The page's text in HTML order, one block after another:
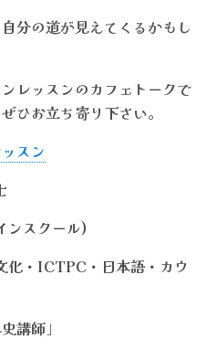
分の道が見えてくるかもし
レッスンのカフェトークで
ひお立ち寄り下さい。
スン
ンスクール)
ICTPC・日本語・カウ
講師」